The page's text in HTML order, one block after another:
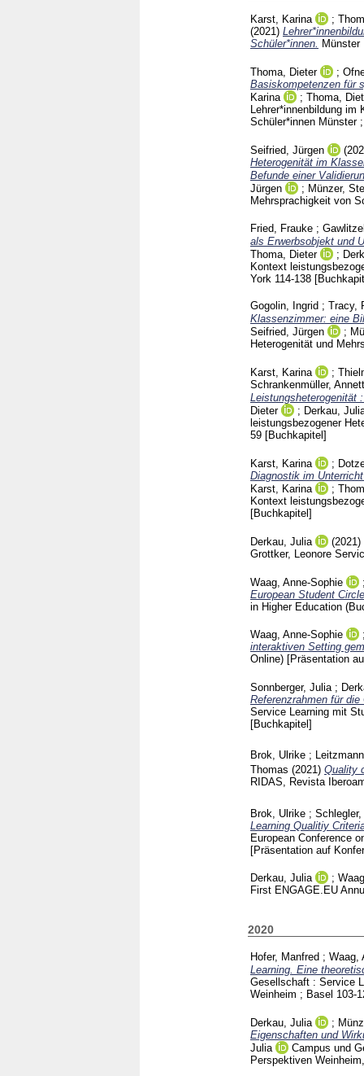
Karst, Karina ;
(2021)
Schüler*innen.
Thoma, Dieter ;
Basiskompetenzen für
Karina
; Thoma,
Lehrer*innenbildung
Schüler*innen Münster
Seifried, Jürgen
Heterogenität im
Befunde einer
Jürgen
; Münzer,
Mehrsprachigkeit von
Fried, Frauke ;
als Erwerbsobjekt und
Thoma, Dieter
;
Kontext
York 114-138
Gogolin, Ingrid ; Tracy,
Klassenzimmer: eine
Seifried, Jürgen
;
Heterogenität und
Karst, Karina ;
Schrankenmüller,
Leistungsheterogenität
Dieter
; Derkau,
leistungsbezogener
59 [Buchkapitel]
Karst, Karina ;
Diagnostik im
Karst, Karina
;
Kontext
[Buchkapitel]
Derkau, Julia
(2021)
Grottker, Leonore
Waag, Anne-Sophie
European Student
in Higher Education
Waag, Anne-Sophie
interaktiven Setting
Online) [Präsentation
Sonnberger, Julia;
Referenzrahmen für
Service Learning mit
[Buchkapitel]
Brok, Ulrike ;
Thomas (2021) Quality
RIDAS, Revista
Brok, Ulrike ;
Learning Qualitiy
European Conference
[Präsentation auf
Derkau, Julia ;
First ENGAGE.EU
2020
Hofer, Manfred ; Waag,
Learning. Eine
Gesellschaft : Service
Weinheim ; Basel 103-
Derkau, Julia ;
Eigenschaften und
Julia
Campus und
Perspektiven